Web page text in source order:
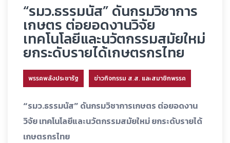
“รมว.ธรรมนัส” ดันกรมวิชาการ
เกษตร ต่อยอดงานวิจัย
เทคโนโลยีและนวัตกรรมสมัยใหม่
ยกระดับรายได้เกษตรกรไทย
พรรคพลังประชารัฐ ข่าวกิจกรรม ส.ส. และสมาชิกพรรค
“รมว.ธรรมนัส” ดันกรมวิชาการเกษตร ต่อยอดงาน
วิจัย เทคโนโลยีและนวัตกรรมสมัยใหม่ ยกระดับรายได้
เกษตรกรไทย